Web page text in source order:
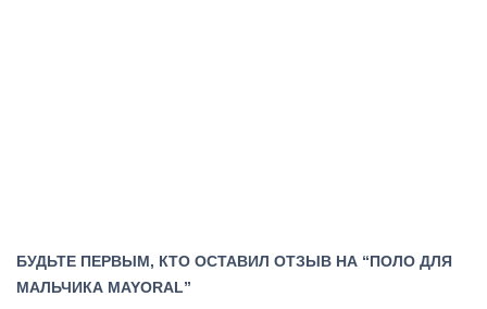
БУДЬТЕ ПЕРВЫМ, КТО ОСТАВИЛ ОТЗЫВ НА “ПОЛО ДЛЯ
МАЛЬЧИКА MAYORAL”